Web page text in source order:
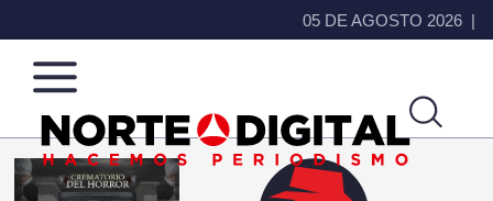
05 DE AGOSTO 2026